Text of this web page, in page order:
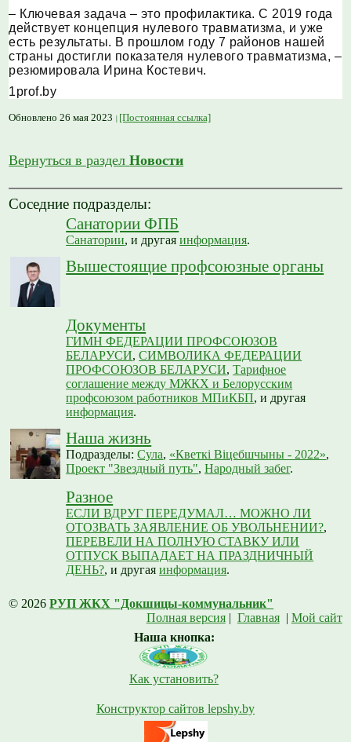
– Ключевая задача – это профилактика. С 2019 года
действует концепция нулевого травматизма, и уже
есть результаты. В прошлом году 7 районов нашей
страны достигли показателя нулевого травматизма, –
резюмировала Ирина Костевич.
1prof.by
Обновлено 26 мая 2023 [Постоянная ссылка]
Вернуться в разделНовости
Соседние подразделы:
Санатории ФПБ
Санатории, и другаяинформация.
Вышестоящие профсоюзные органы
Документы
ГИМН ФЕДЕРАЦИИ ПРОФСОЮЗОВ
БЕЛАРУСИ,СИМВОЛИКА ФЕДЕРАЦИИ
ПРОФСОЮЗОВ БЕЛАРУСИ,Тарифное
соглашение между МЖКХ и Белорусским
профсоюзом работников МПиКБП, и другая
информация.
Наша жизнь
Подразделы:Сула, «Кветкі Віцебшчыны - 2022»,
Проект "Звездный путь",Народный забег.
Разное
ЕСЛИ ВДРУГ ПЕРЕДУМАЛ… МОЖНО ЛИ
ОТОЗВАТЬ ЗАЯВЛЕНИЕ ОБ УВОЛЬНЕНИИ?,
ПЕРЕВЕЛИ НА ПОЛНУЮ СТАВКУ ИЛИ
ОТПУСК ВЫПАДАЕТ НА ПРАЗДНИЧНЫЙ
ДЕНЬ?, и другаяинформация.
© 2026РУП ЖКХ "Докшицы-коммунальник"
Полная версия| Главная| Мой сайт
Наша кнопка:
Как установить?
Конструктор сайтов lepshy.by